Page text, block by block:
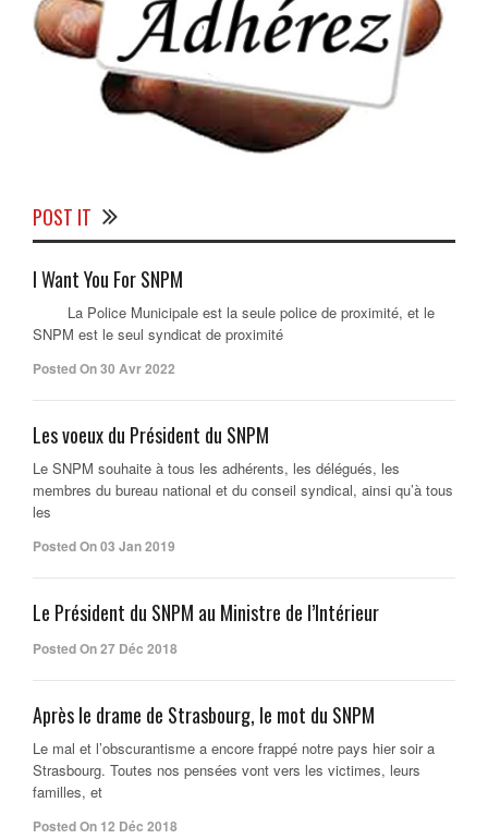
POST IT
I Want You For SNPM
La Police Municipale est la seule police de proximité, et le
SNPM est le seul syndicat de proximité
Posted On 30 Avr 2022
Les voeux du Président du SNPM
Le SNPM souhaite à tous les adhérents, les délégués, les
membres du bureau national et du conseil syndical, ainsi qu’à tous
les
Posted On 03 Jan 2019
Le Président du SNPM au Ministre de l’Intérieur
Posted On 27 Déc 2018
Après le drame de Strasbourg, le mot du SNPM
Le mal et l’obscurantisme a encore frappé notre pays hier soir a
Strasbourg. Toutes nos pensées vont vers les victimes, leurs
familles, et
Posted On 12 Déc 2018